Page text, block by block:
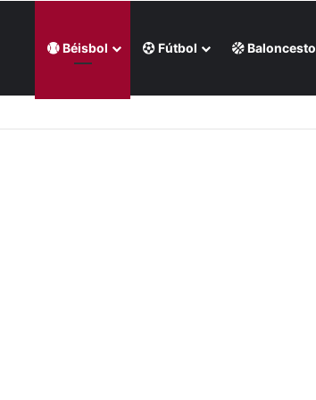
Béisbol Fútbol Baloncesto
Aparicio estará en Cooperstown